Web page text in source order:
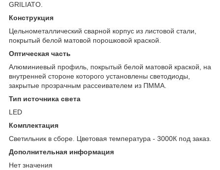
GRILIATO.
Конструкция
Цельнометаллический сварной корпус из листовой стали,
покрытый белой матовой порошковой краской.
Оптическая часть
Алюминиевый профиль, покрытый белой матовой краской, на
внутренней стороне которого установлены светодиоды,
закрытые прозрачным рассеивателем из ПММА.
Тип источника света
LED
Комплектация
Светильник в сборе. Цветовая температура - 3000К под заказ.
Дополнительная информация
Нет значения